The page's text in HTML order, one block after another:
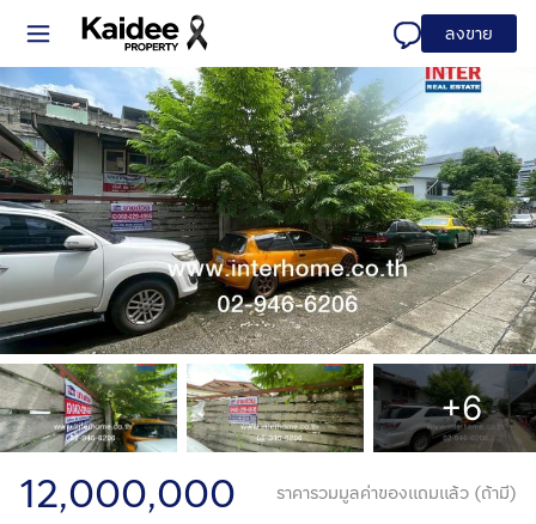
ลงขาย
+6
12,000,000 ราคารวมมูลค่าของแถมแล้ว (ถ้ามี)